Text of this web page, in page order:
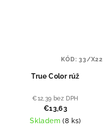
True Color rúž
€12,39 bez DPH
€13,63
Skladem(8 ks)
KÓD:33/X22